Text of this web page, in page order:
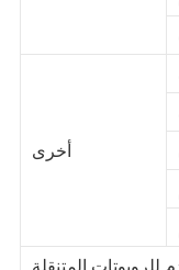
أخرى